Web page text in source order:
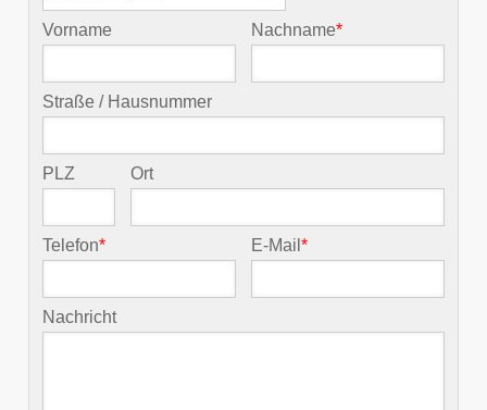
Vorname Nachname*
Straße / Hausnummer
PLZ Ort
Telefon* E-Mail*
Nachricht